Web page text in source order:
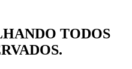
TODOS